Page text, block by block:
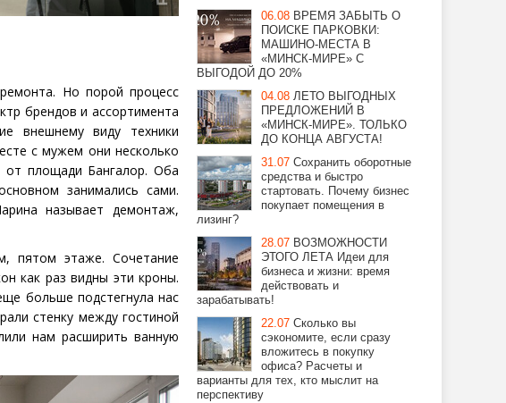
Но порой процесс
брендов и ассортимента
внешнему виду техники
с мужем они несколько
от площади Бангалор. Оба
занимались сами.
называет демонтаж,
пятом этаже. Сочетание
как раз видны эти кроны.
больше подстегнула нас
стенку между гостиной
нам расширить ванную
06.08 ВРЕМЯ ЗАБЫТЬ О
ПОИСКЕ ПАРКОВКИ:
МАШИНО-МЕСТА В
«МИНСК-МИРЕ» С
ВЫГОДОЙ ДО 20%
04.08 ЛЕТО ВЫГОДНЫХ
ПРЕДЛОЖЕНИЙ В
«МИНСК-МИРЕ». ТОЛЬКО
ДО КОНЦА АВГУСТА!
31.07 Сохранить оборотные
средства и быстро
стартовать. Почему бизнес
покупает помещения в
лизинг?
28.07 ВОЗМОЖНОСТИ
ЭТОГО ЛЕТА Идеи для
бизнеса и жизни: время
действовать и
зарабатывать!
22.07 Сколько вы
сэкономите, если сразу
вложитесь в покупку
офиса? Расчеты и
варианты для тех, кто мыслит на
перспективу